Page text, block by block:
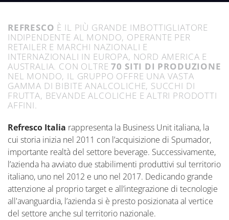
REFRESCO È IL PIÙ GRANDE IMBOTTIGLIATORE
INDIPENDENTE AL MONDO, OPERANTE PER
RETAILER E MARCHI NAZIONALI E
INTERNAZIONALI IN EUROPA, NORD AMERICA E
AUSTRALIA. CON OLTRE70 SITI DI PRODUZIONE
NEL MONDO, IL GRUPPO OFFRE UNA VASTA
GAMMA DI BIBITE ANALCOLICHE, SUCCHI DI
FRUTTA, BEVANDE ALCOLICHE E ALTRI PRODOTTI
AFFINI.
Refresco Italia rappresenta la Business Unit italiana, la
cui storia inizia nel 2011 con l’acquisizione di Spumador,
importante realtà del settore beverage. Successivamente,
l’azienda ha avviato due stabilimenti produttivi sul territorio
italiano, uno nel 2012 e uno nel 2017. Dedicando grande
attenzione al proprio target e all’integrazione di tecnologie
all'avanguardia, l’azienda si è presto posizionata al vertice
del settore anche sul territorio nazionale.